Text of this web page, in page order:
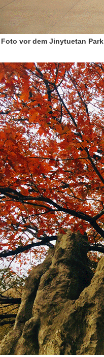
Foto vor dem Jinytuetan Park